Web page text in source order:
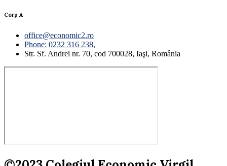
Corp A
office@economic2.ro
Phone: 0232 316 238,
Str. Sf. Andrei nr. 70, cod 700028, Iaşi, România